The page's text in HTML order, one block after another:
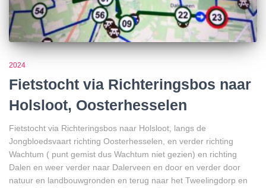
2024
Fietstocht via Richteringsbos naar
Holsloot, Oosterhesselen
Fietstocht via Richteringsbos naar Holsloot, langs de
Jongbloedsvaart richting Oosterhesselen, en verder richting
Wachtum ( punt gemist dus Wachtum niet gezien) en richting
Dalen en weer verder naar Dalerveen en door en verder door
natuur en landbouwgronden en terug naar het Tweelingdorp en